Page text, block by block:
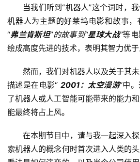
当我们听到“机器人”这个词时，
机器人为主题的好莱坞电影和故事，
“弗兰肯斯坦”的故事到“星球大战”等
绘成高度先进的技术，表明其智力优于
然而，我们对机器人以及关于其
描述是在电影“ 2001：太空漫游”中
了机器人或人工智能可能带来的能力
能最终将占上风。
在本期节目中，请与我一起深入
索机器人的概念何时首次进入人类的